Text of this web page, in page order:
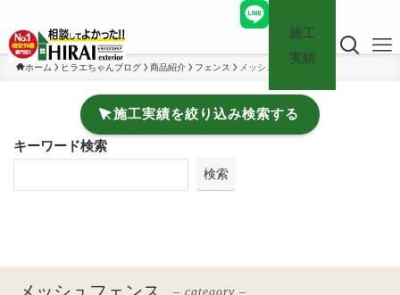
施工
実績
ホーム ヒラエちゃんブログ 商品紹介 フェンス メッシュフェンス
施工実績を絞り込み検索する
キーワード検索
検索
– category –